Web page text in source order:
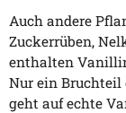
Auch andere
Zuckerrüben,
enthalten
Nur ein Bruchteil
geht auf echte